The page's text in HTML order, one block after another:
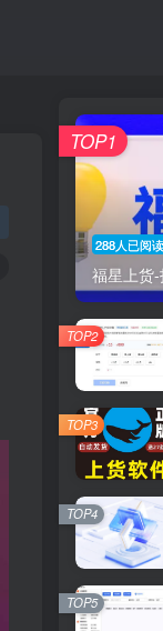
288人已阅读
福星上货
TOP1
TOP2
TOP3
TOP4
TOP5